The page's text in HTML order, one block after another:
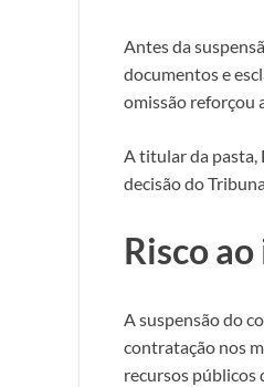
Antes da
documentos e
omissão reforçou
A titular da pasta,
decisão do
Risco
A suspensão do
contratação nos
recursos públicos